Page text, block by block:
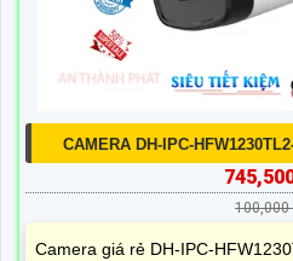
CAMERA DH-IPC-
100,000
Camera giá rẻ DH-IPC-